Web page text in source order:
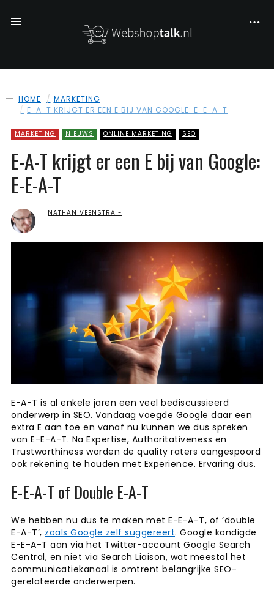
HOME
MARKETING
E-A-T KRIJGT ER EEN E BIJ VAN GOOGLE: E-E-A-T
MARKETING NIEUWS ONLINE MARKETING SEO
E-A-T krijgt er een E bij van Google:
E-E-A-T
NATHAN VEENSTRA
E-A-T is al enkele jaren een veel bediscussieerd
onderwerp in SEO. Vandaag voegde Google daar een
extra E aan toe en vanaf nu kunnen we dus spreken
van E-E-A-T. Na Expertise, Authoritativeness en
Trustworthiness worden de quality raters aangespoord
ook rekening te houden met Experience. Ervaring dus.
E-E-A-T of Double E-A-T
We hebben nu dus te maken met E-E-A-T, of ‘double
E-A-T’, zoals Google zelf suggereert. Google kondigde
E-E-A-T aan via het Twitter-account Google Search
Central, en niet via Search Liaison, wat meestal het
communicatiekanaal is omtrent belangrijke SEO-
gerelateerde onderwerpen.